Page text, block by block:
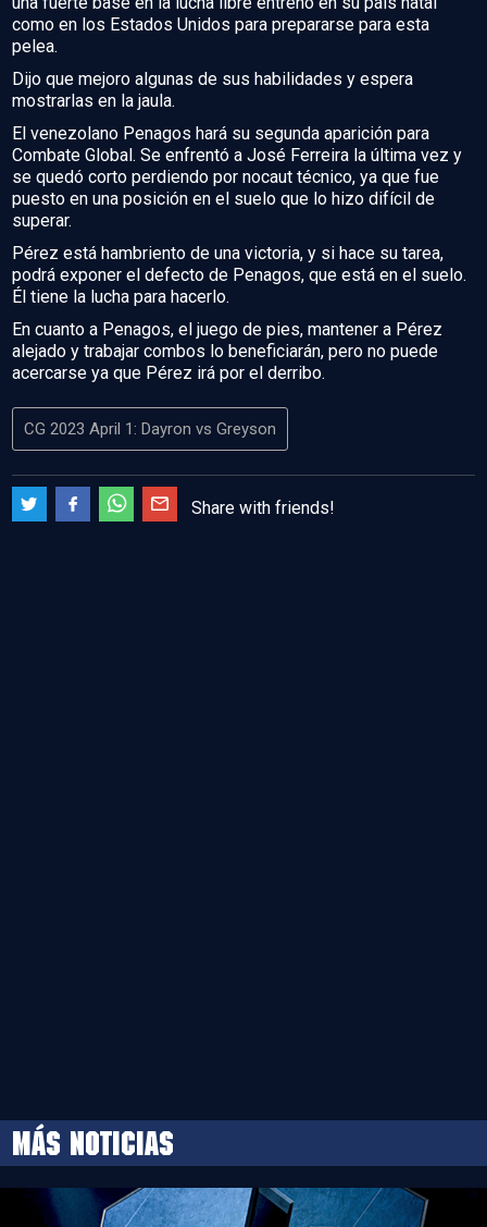
como en los Estados Unidos para prepararse para esta
pelea.
Dijo que mejoro algunas de sus habilidades y espera
mostrarlas en la jaula.
El venezolano Penagos hará su segunda aparición para
Combate Global. Se enfrentó a José Ferreira la última vez y
se quedó corto perdiendo por nocaut técnico, ya que fue
puesto en una posición en el suelo que lo hizo difícil de
superar.
Pérez está hambriento de una victoria, y si hace su tarea,
podrá exponer el defecto de Penagos, que está en el suelo.
Él tiene la lucha para hacerlo.
En cuanto a Penagos, el juego de pies, mantener a Pérez
alejado y trabajar combos lo beneficiarán, pero no puede
acercarse ya que Pérez irá por el derribo.
CG 2023 April 1: Dayron vs Greyson
Share with friends!
MÁS NOTICIAS